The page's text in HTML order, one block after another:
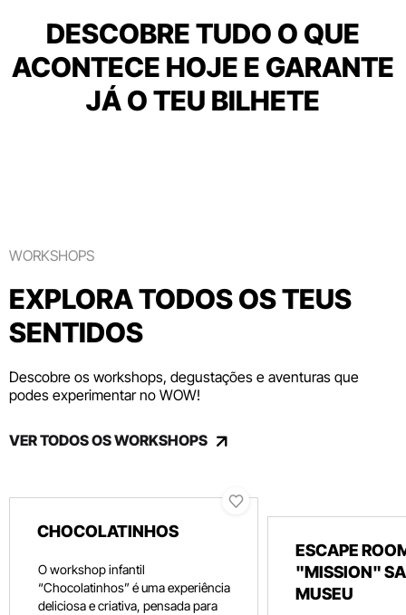
DESCOBRE TUDO O QUE
ACONTECE HOJE E GARANTE
JÁ O TEU BILHETE
WORKSHOPS
EXPLORA TODOS OS TEUS
SENTIDOS
Descobre os workshops, degustações e aventuras que
podes experimentar no WOW!
VER TODOS OS WORKSHOPS
CHOCOLATINHOS
O workshop infantil
“Chocolatinhos” é uma experiência
deliciosa e criativa, pensada para
ESCAPE
"MISSION"
MUSEU